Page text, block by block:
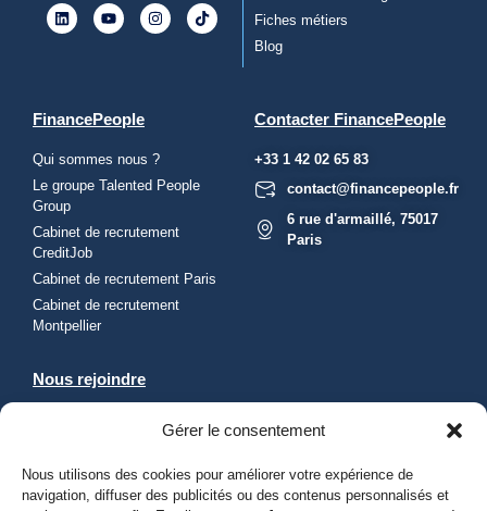
Gérer le consentement
Nous utilisons des cookies pour améliorer votre expérience de
navigation, diffuser des publicités ou des contenus personnalisés et
Fiches métiers
Blog
FinancePeople
Qui sommes nous ?
Le groupe Talented People
Group
Cabinet de recrutement
CreditJob
Cabinet de recrutement Paris
Cabinet de recrutement
Montpellier
Nous rejoindre
Envoyez une candidature
spontanée
Contacter FinancePeople
+33 1 42 02 65 83
contact@financepeople.fr
6 rue d'armaillé, 75017
Paris